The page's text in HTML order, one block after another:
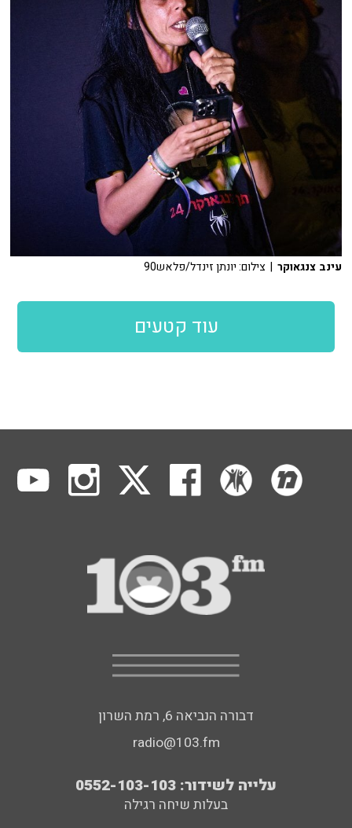
עינב צנגאוקר | צילום: יונתן זינדל/פלאש90
עוד קטעים
דבורה הנביאה 6, רמת השרון
radio@103.fm
עלייה לשידור: 0552-103-103
בעלות שיחה רגילה